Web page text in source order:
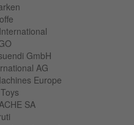
GmbH
AG
Europe
SA